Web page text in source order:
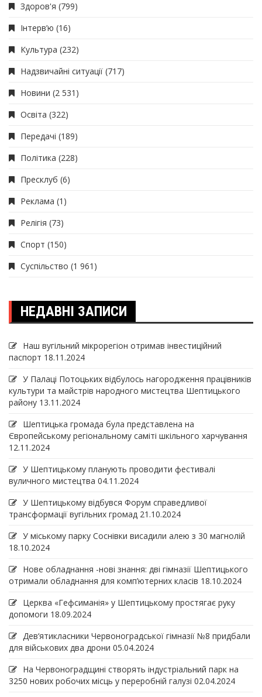
Здоров'я (799)
Інтерв’ю (16)
Культура (232)
Надзвичайні ситуації (717)
Новини (2 531)
Освіта (322)
Передачі (189)
Політика (228)
Пресклуб (6)
Реклама (1)
Релігія (73)
Спорт (150)
Суспільство (1 961)
НЕДАВНІ ЗАПИСИ
Наш вугільний мікрорегіон отримав інвеcтиційний
паспорт 18.11.2024
У Палаці Потоцьких відбулось нагородження працівників
культури та майстрів народного мистецтва Шептицького
району 13.11.2024
Шептицька громада була представлена на
Європейському регіональному саміті шкільного харчування
12.11.2024
У Шептицькому планують проводити фестивалі
вуличного мистецтва 04.11.2024
У Шептицькому відбувся Форум справедливої
трансформації вугільних громад 21.10.2024
У міському парку Соснівки висадили алею з 30 магнолій
18.10.2024
Нове обладнання -нові знання: дві гімназії Шептицького
отримали обладнання для комп’ютерних класів 18.10.2024
Церква «Гефсиманія» у Шептицькому простягає руку
допомоги 18.09.2024
Дев‘ятикласники Червоноградської гімназії №8 придбали
для військових два дрони 05.04.2024
На Червоноградщині створять індустріальний парк на
3250 нових робочих місць у переробній галузі 02.04.2024